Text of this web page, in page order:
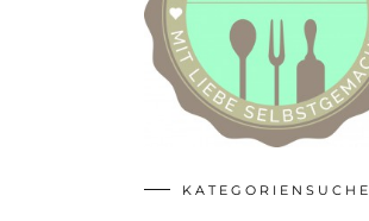
KATEGORIENSUCHE